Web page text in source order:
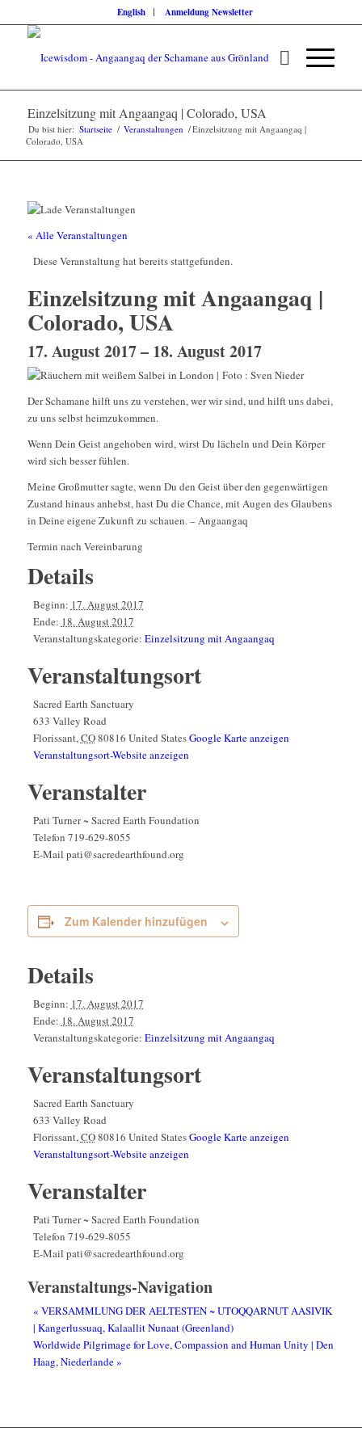
English Anmeldung Newsletter
Einzelsitzung mit Angaangaq | Colorado, USA
Du bist hier: Startseite / Veranstaltungen /Einzelsitzung mit Angaangaq |
Colorado, USA
« Alle Veranstaltungen
Diese Veranstaltung hat bereits stattgefunden.
Einzelsitzung mit Angaangaq |
Colorado, USA
17. August 2017– 18. August 2017
Der Schamane hilft uns zu verstehen, wer wir sind, und hilft uns dabei,
zu uns selbst heimzukommen.
Wenn Dein Geist angehoben wird, wirst Du lächeln und Dein Körper
wird sich besser fühlen.
Meine Großmutter sagte, wenn Du den Geist über den gegenwärtigen
Zustand hinaus anhebst, hast Du die Chance, mit Augen des Glaubens
in Deine eigene Zukunft zu schauen. – Angaangaq
Termin nach Vereinbarung
Details
Beginn: 17. August 2017
Ende: 18. August 2017
Veranstaltungskategorie: Einzelsitzung mit Angaangaq
Veranstaltungsort
Sacred Earth Sanctuary
633 Valley Road
Florissant,CO80816 United StatesGoogle Karte anzeigen
Veranstaltungsort-Website anzeigen
Veranstalter
Pati Turner ~ Sacred Earth Foundation
Telefon 719-629-8055
E-Mail pati@sacredearthfound.org
Zum Kalender hinzufügen
Details
Beginn: 17. August 2017
Ende: 18. August 2017
Veranstaltungskategorie: Einzelsitzung mit Angaangaq
Veranstaltungsort
Sacred Earth Sanctuary
633 Valley Road
Florissant,CO80816 United StatesGoogle Karte anzeigen
Veranstaltungsort-Website anzeigen
Veranstalter
Pati Turner ~ Sacred Earth Foundation
Telefon 719-629-8055
E-Mail pati@sacredearthfound.org
Veranstaltungs-Navigation
« VERSAMMLUNG DER AELTESTEN ~ UTOQQARNUT AASIVIK
| Kangerlussuaq, Kalaallit Nunaat (Greenland)
Worldwide Pilgrimage for Love, Compassion and Human Unity | Den
Haag, Niederlande»